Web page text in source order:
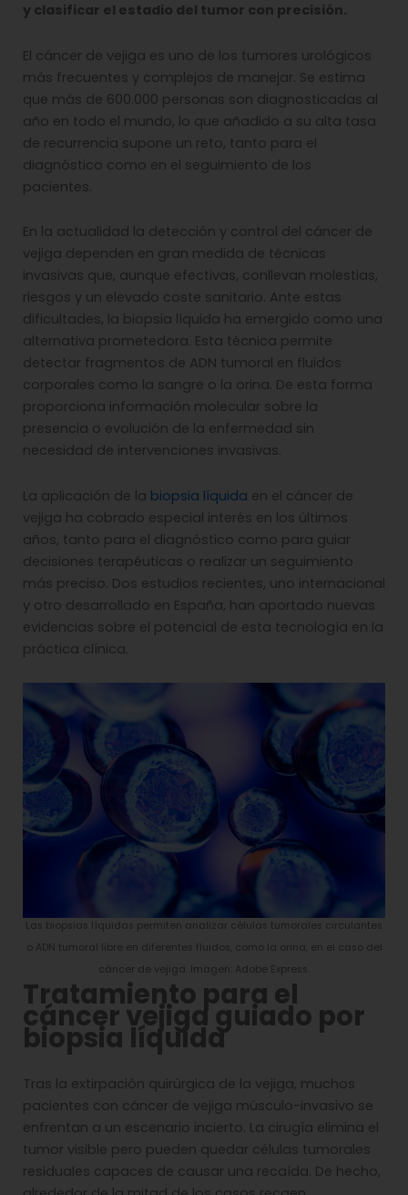
y clasificar el estadio del tumor con precisión.
El cáncer de vejiga es uno de los tumores urológicos
más frecuentes y complejos de manejar. Se estima
que más de 600.000 personas son diagnosticadas al
año en todo el mundo, lo que añadido a su alta tasa
de recurrencia supone un reto, tanto para el
diagnóstico como en el seguimiento de los
pacientes.
En la actualidad la detección y control del cáncer de
vejiga dependen en gran medida de técnicas
invasivas que, aunque efectivas, conllevan molestias,
riesgos y un elevado coste sanitario. Ante estas
dificultades, la biopsia líquida ha emergido como una
alternativa prometedora. Esta técnica permite
detectar fragmentos de ADN tumoral en fluidos
corporales como la sangre o la orina. De esta forma
proporciona información molecular sobre la
presencia o evolución de la enfermedad sin
necesidad de intervenciones invasivas.
La aplicación de la biopsia líquida en el cáncer de
vejiga ha cobrado especial interés en los últimos
años, tanto para el diagnóstico como para guiar
decisiones terapéuticas o realizar un seguimiento
más preciso. Dos estudios recientes, uno internacional
y otro desarrollado en España, han aportado nuevas
evidencias sobre el potencial de esta tecnología en la
práctica clínica.
Las biopsias líquidas permiten analizar células tumorales circulantes
o ADN tumoral libre en diferentes fluidos, como la orina, en el caso del
cáncer de vejiga. Imagen: Adobe Express.
Tratamiento para el
cáncer vejiga guiado por
biopsia líquida
Tras la extirpación quirúrgica de la vejiga, muchos
pacientes con cáncer de vejiga músculo-invasivo se
enfrentan a un escenario incierto. La cirugía elimina el
tumor visible pero pueden quedar células tumorales
residuales capaces de causar una recaída. De hecho,